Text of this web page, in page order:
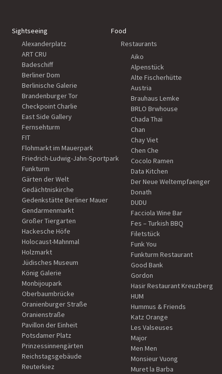
Sightseeing
Alexanderplatz
ART CRU
Badeschiff
Berliner Dom
Berlinische Galerie
Brandenburger Tor
Checkpoint Charlie
East Side Gallery
Fernsehturm
FIT
Flohmarkt im Mauerpark
Friedrich-Ludwig-Jahn-Sportpark
Funkturm
Gärten der Welt
Gedächtniskirche
Gedenkstätte Berliner Mauer
Gendarmenmarkt
Großer Tiergarten
Hackesche Höfe
Holocaust-Mahnmal
Holzmarkt
Jüdisches Museum
König Galerie
Monbijoupark
Oberbaumbrücke
Oranienburger Straße
Oranienstraße
Pavillon der Einheit
Potsdamer Platz
Prinzessinnengärten
Reichstagsgebäude
Reuterkiez
Food
Restaurants
Aiko
Alpenstück
Alte Fischerhütte
Austria
Brauhaus Lemke
BRLO Brwhouse
Chada Thai
Chan
Chay Viet
Chen Che
Cocolo Ramen
Data Kitchen
Der Neue Weltempfaenger
Donath
DUDU
Facciola Wine Bar
Fes – Turkish BBQ
Filetstück
Funk You
Funkturm Restaurant
Good Bank
Gordon
Hasir Restaurant Kreuzberg
HUM
Hummus & Friends
Katz Orange
Les Valseuses
Major
Men Men
Monsieur Vuong
Muret la Barba